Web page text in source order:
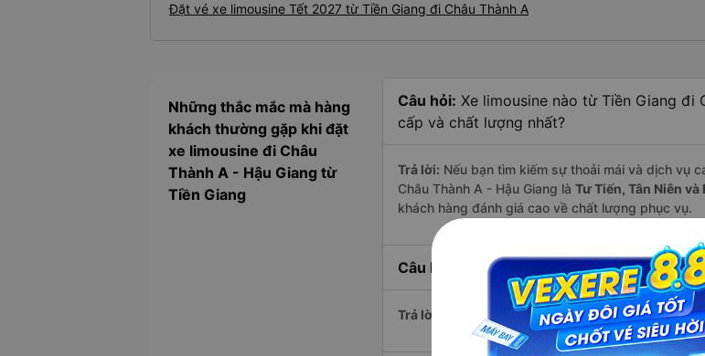
Đặt vé xe limousine Tết 2027 từ Tiền Giang đi Châu Thành A
Những thắc mắc mà hàng
khách thường gặp khi đặt
xe limousine đi Châu
Thành A - Hậu Giang từ
Tiền Giang
Câu hỏi: Xe limousine nào từ Tiền Giang đi
cấp và chất lượng nhất?
Trả lời: Nếu bạn tìm kiếm sự thoải mái và dịch vụ
Châu Thành A - Hậu Giang là Tư Tiến, Tân Niên
khách hàng đánh giá cao về chất lượng phục vụ.
Câu hỏi: Hãng xe limousine đi Châu
Trả lời: Với mức giá chỉ từ270.000đồng,